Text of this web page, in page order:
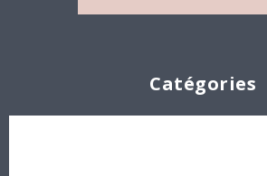
Catégories